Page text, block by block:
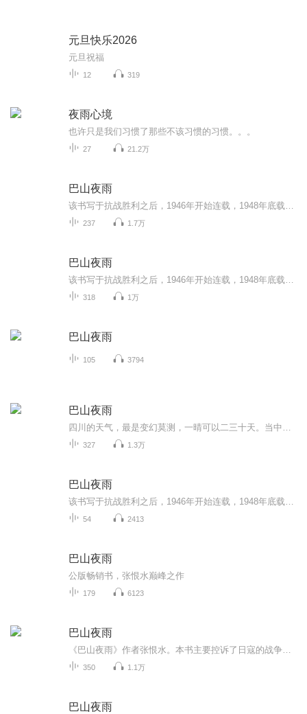
元旦快乐2026
元旦祝福
12 319
夜雨心境
也许只是我们习惯了那些不该习惯的习惯。。。
27 21.2万
巴山夜雨
237 1.7万
巴山夜雨
318 1万
巴山夜雨
105 3794
巴山夜雨
327 1.3万
巴山夜雨
54 2413
巴山夜雨
公版畅销书，张恨水巅峰之作
179 6123
巴山夜雨
350 1.1万
巴山夜雨